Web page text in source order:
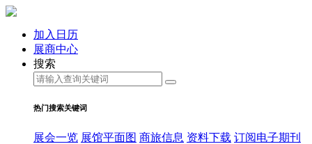
加入日历
展商中心
搜索
热门搜索关键词
展会一览 展馆平面图 商旅信息 资料下载 订阅电子期刊